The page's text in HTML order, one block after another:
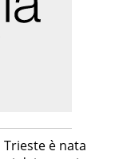
è nata